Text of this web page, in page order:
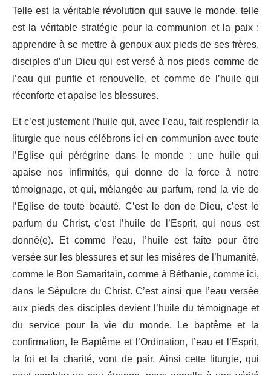
Telle est la véritable révolution qui sauve le monde, telle
est la véritable stratégie pour la communion et la paix :
apprendre à se mettre à genoux aux pieds de ses frères,
disciples d’un Dieu qui est versé à nos pieds comme de
l’eau qui purifie et renouvelle, et comme de l’huile qui
réconforte et apaise les blessures.
Et c’est justement l’huile qui, avec l’eau, fait resplendir la
liturgie que nous célébrons ici en communion avec toute
l’Eglise qui pérégrine dans le monde : une huile qui
apaise nos infirmités, qui donne de la force à notre
témoignage, et qui, mélangée au parfum, rend la vie de
l’Eglise de toute beauté. C’est le don de Dieu, c’est le
parfum du Christ, c’est l’huile de l’Esprit, qui nous est
donné(e). Et comme l’eau, l’huile est faite pour être
versée sur les blessures et sur les misères de l’humanité,
comme le Bon Samaritain, comme à Béthanie, comme ici,
dans le Sépulcre du Christ. C’est ainsi que l’eau versée
aux pieds des disciples devient l’huile du témoignage et
du service pour la vie du monde. Le baptême et la
confirmation, le Baptême et l’Ordination, l’eau et l’Esprit,
la foi et la charité, vont de pair. Ainsi cette liturgie, qui